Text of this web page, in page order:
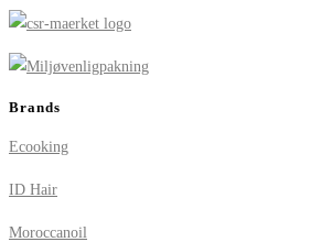
Brands
Ecooking
ID Hair
Moroccanoil